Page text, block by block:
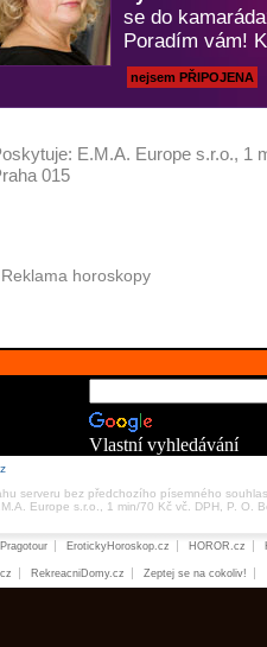
se do
Poradím vám!
nejsem PŘIPOJENA
E.M.A. Europe s.r.o., 1
015
Reklama horoskopy
Vlastní vyhledávání
serveru bez předchozího písemného
Europe s.r.o., 1 min/70 Kč vč. DPH, P. O.
ErotickyHoroskop.cz HOROR.cz
RekreacniDomy.cz Zeptej se na cokoliv!